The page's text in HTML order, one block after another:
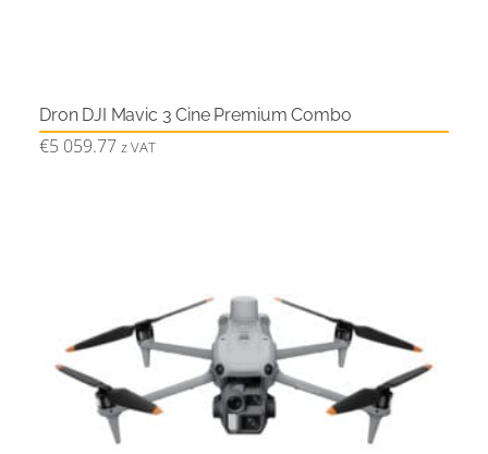
Dron DJI Mavic 3 Cine Premium Combo
€5 059.77 z VAT